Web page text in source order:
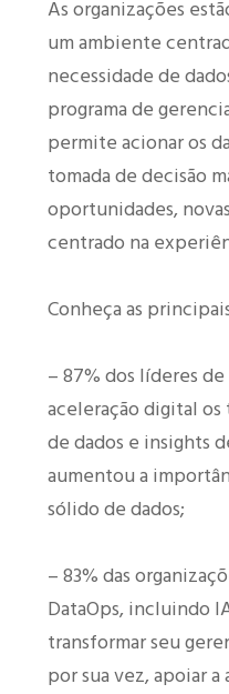
As organizações
um ambiente
necessidade de
programa de
permite acionar os
tomada de decisão
oportunidades,
centrado na
Conheça as
– 87% dos líderes
aceleração digital
de dados e insights
aumentou a
sólido de dados;
– 83% das
DataOps, incluindo
transformar seu
por sua vez, apoiar